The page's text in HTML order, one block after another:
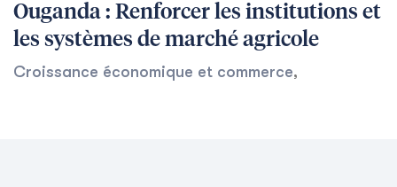
Ouganda : Renforcer les institutions et
les systèmes de marché agricole
Croissance économique et commerce,